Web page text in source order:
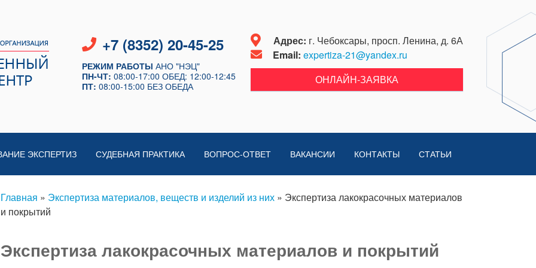
+7 (8352) 20-45-25
РЕЖИМ РАБОТЫ АНО "НЭЦ"
ПН-ЧТ: 08:00-17:00ОБЕД: 12:00-12:45
ПТ: 08:00-15:00 БЕЗ ОБЕДА
Адрес: г. Чебоксары, просп. Ленина, д. 6А
Email: expertiza-21@yandex.ru
ОНЛАЙН-ЗАЯВКА
ЭКСПЕРТИЗ СУДЕБНАЯ ПРАКТИКА ВОПРОС-ОТВЕТ ВАКАНСИИ КОНТАКТЫ СТАТЬИ
Главная » Экспертиза материалов, веществ и изделий из них» Экспертиза лакокрасочных материалов
и покрытий
Экспертиза лакокрасочных материалов и покрытий